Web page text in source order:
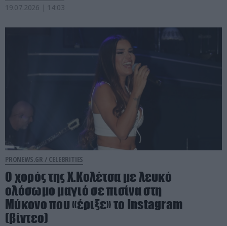
19.07.2026 | 14:03
PRONEWS.GR / CELEBRITIES
Ο χορός της Χ.Κολέτσα με λευκό
ολόσωμο μαγιό σε πισίνα στη
Μύκονο που «έριξε» το Instagram
(βίντεο)